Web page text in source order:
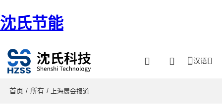
沈氏节能
汉语
首页 / 所有 / 上海展会报道